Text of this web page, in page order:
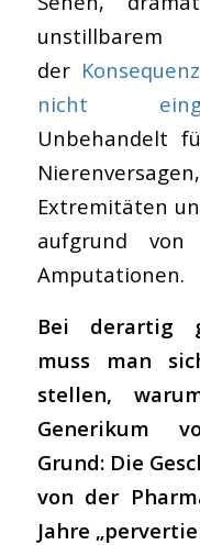
der
nicht
Unbehandelt
Extremitäten
aufgrund von
Amputationen.
Bei derartig
muss man
stellen,
Generikum
Grund: Die
von der
Jahre